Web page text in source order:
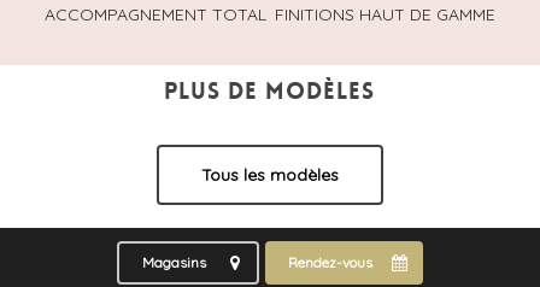
ACCOMPAGNEMENT TOTAL FINITIONS HAUT DE GAMME
PLUS DE MODÈLES
Tous les modèles
Magasins Rendez-vous